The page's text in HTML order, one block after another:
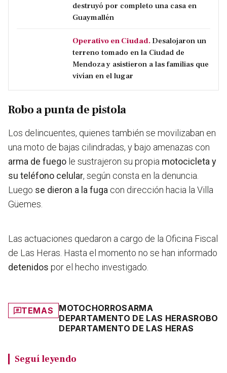
destruyó por completo una casa en
Guaymallén
Operativo en Ciudad. Desalojaron un
terreno tomado en la Ciudad de
Mendoza y asistieron a las familias que
vivían en el lugar
Robo a punta de pistola
Los delincuentes, quienes también se movilizaban en
una moto de bajas cilindradas, y bajo amenazas con
arma de fuego le sustrajeron su propia motocicleta y
su teléfono celular, según consta en la denuncia.
Luego se dieron a la fuga con dirección hacia la Villa
Güemes.
Las actuaciones quedaron a cargo de la Oficina Fiscal
de Las Heras. Hasta el momento no se han informado
detenidos por el hecho investigado.
TEMAS MOTOCHORROSARMA
DEPARTAMENTO DE LAS HERASROBO
DEPARTAMENTO DE LAS HERAS
Seguí leyendo